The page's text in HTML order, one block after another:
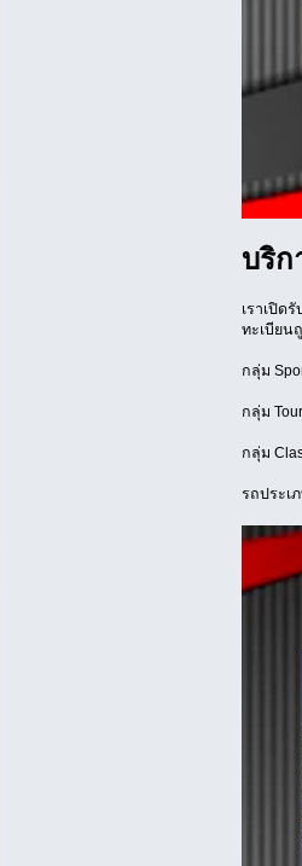
บริ
เราเปิด
ทะเบียน
กลุ่ม
กลุ่ม
กลุ่ม
รถประเ